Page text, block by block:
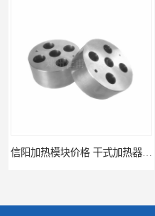
信阳加热模块价格 干式加热器 信誉好